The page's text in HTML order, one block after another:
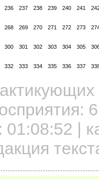
236 237 238 239 240 241
268 269 270 271 272 273
300 301 302 303 304 305
332 333 334 335 336 337
6
01:08:52 |